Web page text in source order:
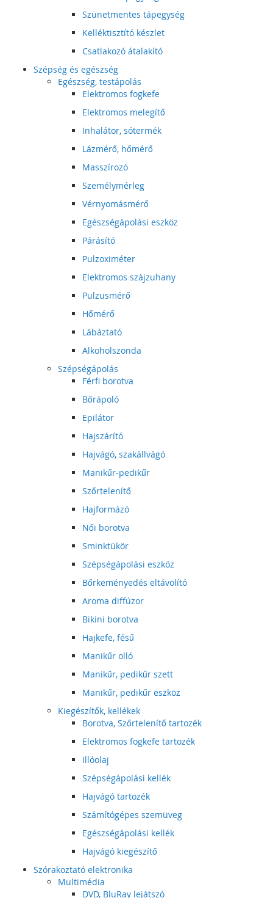
Szünetmentes tápegység
Kelléktisztító készlet
Csatlakozó átalakító
Szépség és egészség
Egészség, testápolás
Elektromos fogkefe
Elektromos melegítő
Inhalátor, sótermék
Lázmérő, hőmérő
Masszírozó
Személymérleg
Vérnyomásmérő
Egészségápolási eszköz
Párásító
Pulzoximéter
Elektromos szájzuhany
Pulzusmérő
Hőmérő
Lábáztató
Alkoholszonda
Szépségápolás
Férfi borotva
Bőrápoló
Epilátor
Hajszárító
Hajvágó, szakállvágó
Manikűr-pedikűr
Szőrtelenítő
Hajformázó
Női borotva
Sminktükör
Szépségápolási eszköz
Bőrkeményedés eltávolító
Aroma diffúzor
Bikini borotva
Hajkefe, fésű
Manikűr olló
Manikűr, pedikűr szett
Manikűr, pedikűr eszköz
Kiegészítők, kellékek
Borotva, Szőrtelenítő tartozék
Elektromos fogkefe tartozék
Illóolaj
Szépségápolási kellék
Hajvágó tartozék
Számítógépes szemüveg
Egészségápolási kellék
Hajvágó kiegészítő
Szórakoztató elektronika
Multimédia
DVD, BluRay lejátszó